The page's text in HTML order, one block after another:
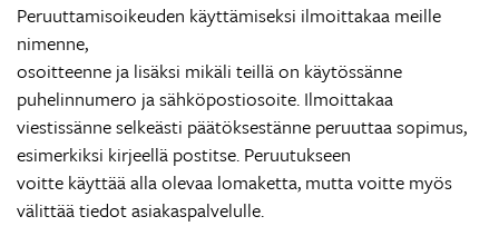
Peruuttamisoikeuden käyttämiseksi ilmoittakaa meille
nimenne,
osoitteenne ja lisäksi mikäli teillä on käytössänne
puhelinnumero ja sähköpostiosoite. Ilmoittakaa
viestissänne selkeästi päätöksestänne peruuttaa sopimus,
esimerkiksi kirjeellä postitse. Peruutukseen
voitte käyttää alla olevaa lomaketta, mutta voitte myös
välittää tiedot asiakaspalvelulle.